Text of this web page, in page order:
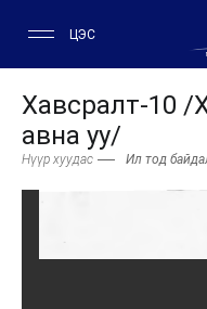
ЦЭС
Хавсралт-10 /
авна уу/
Нүүр хуудас Ил тод